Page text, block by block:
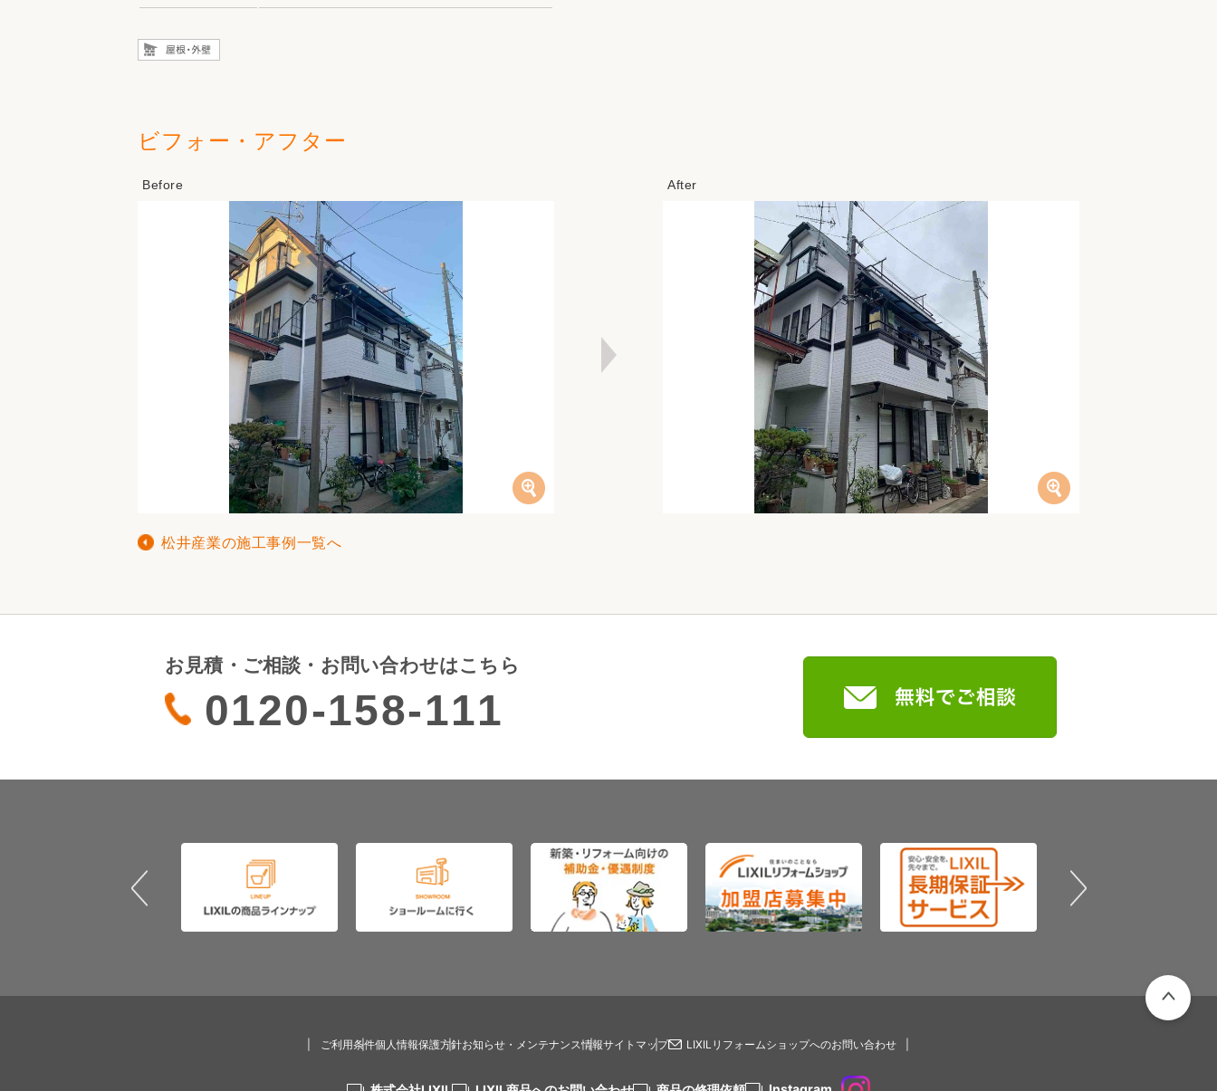
ビフォー・アフター
松井産業の施工事例一覧へ
お見積・ご相談・お問い合わせはこちら
0120-158-111
ご利用条件個人情報保護方針お知らせ・メンテナンス情報サイトマップ LIXILリフォームショップへのお問い合わせ